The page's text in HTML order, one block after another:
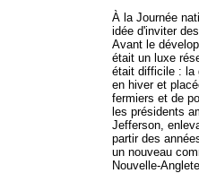
À la Journée
idée d'inviter
Avant le
était un luxe
était difficile : la
en hiver et
fermiers et de
les présidents
Jefferson,
partir des
un nouveau
Nouvelle-